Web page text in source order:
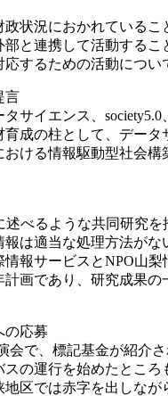
状況におかれているこ
と連携して活動する
するための活動につい
言
サイエンス、
成の柱として、デー
ける情報駆動型社会構
べるような共同研究
は適当な処理方法が
報サービスとNPO山
画であり、研究成果
の応募
会で、標記基金が紹介
の運行を始めたとこ
区では赤字を出しな